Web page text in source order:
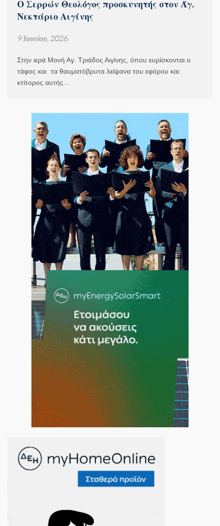
Ο Σερρών Θεολόγος προσκυνητής στον Άγ.
Νεκτάριο Αιγίνης
9 Ιουνίου, 2026
Στην ιερά Μονή Αγ. Τριάδος Αιγίνης, όπου ευρίσκονται ο
τάφος και τα θαυματόβρυτα λείψανα του εφόρου και
κτίτορος αυτής…